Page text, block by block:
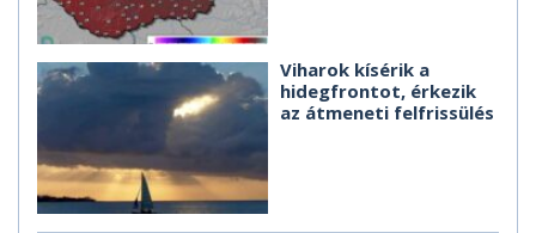
Viharok kísérik a
hidegfrontot, érkezik
az átmeneti felfrissülés